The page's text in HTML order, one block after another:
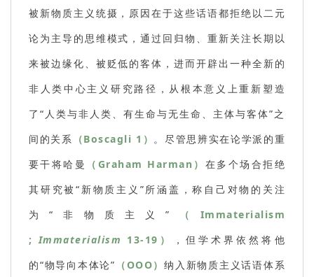
被新物质主义统摄，原因在于这些话语都拒绝以二元
论为主导的思维模式，通过回归物、重新关注长期以
来被边缘化、被贬低的客体，进而开辟出一种全新的
非人类中心主义研究路径，从根本意义上重新塑造
了“人类与非人类、有生命与无生命、主体与客体”之
间的关系 （Boscagli 1） 。尽管思辨实在论学派的重
要干将哈曼
（Graham Harman） 在多个场合拒绝
其研究被“新物质主义”所涵盖，称自己对物的关注
为“非物质主义” （Immaterialism
;Immaterialism 13-19）
，但学术界依然将他
的“物导向本体论” （OOO） 纳入新物质主义话语体系